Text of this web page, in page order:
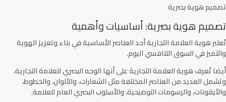
تصميم هوية بصرية
تصميم هوية بصرية: أساسيات وأهمية
تُعتبر هوية العلامة التجارية أحد العناصر الأساسية في بناء وتعزيز الهوية
والتميز في السوق التنافسي اليوم.
أيضا تُعرف هوية العلامة التجارية على أنها الوجه البصري للعلامة التجارية،
وتشمل العديد من العناصر المختلفة مثل الشعارات، والألوان، والخطوط،
والأيقونات، والرسومات التوضيحية، والأسلوب البصري العام للعلامة.